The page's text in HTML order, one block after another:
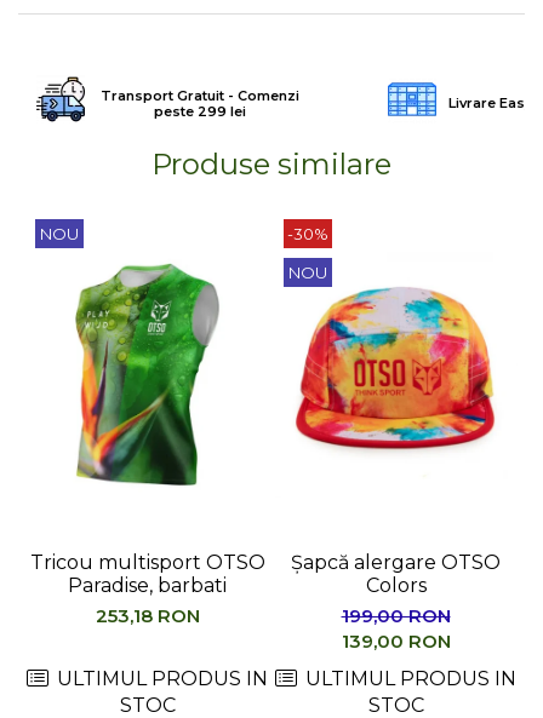
Transport Gratuit - Comenzi
peste 299 lei
Livrare
Produse similare
NOU
Tricou multisport OTSO
Paradise, barbati
253,18 RON
ULTIMUL PRODUS IN
STOC
-30%
NOU
Șapcă alergare OTSO
Colors
199,00 RON
139,00 RON
ULTIMUL PRODUS IN
STOC